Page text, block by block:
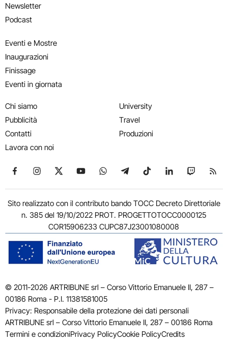
Newsletter
Podcast
Eventi e Mostre
Inaugurazioni
Finissage
Eventi in giornata
Chi siamo
Pubblicità
Contatti
Lavora con noi
University
Travel
Produzioni
Seguici su Facebook
Seguici su Instagram
Seguici su X
Seguici su YouTube
Seguici su WhatsApp
Seguici su Telegram
Seguici su TikTok
Seguici su
Seguici
Sito realizzato con il contributo bando TOCC Decreto Direttoriale
n. 385 del 19/10/2022 PROT. PROGETTOTOCC0000125
COR15906233 CUPC87J23001080008
© 2011-2026 ARTRIBUNE srl – Corso Vittorio Emanuele II, 287 –
00186 Roma - P.I. 11381581005
Privacy: Responsabile della protezione dei dati personali
ARTRIBUNE srl – Corso Vittorio Emanuele II, 287 – 00186 Roma
Termini e condizioniPrivacy PolicyCookie PolicyCredits